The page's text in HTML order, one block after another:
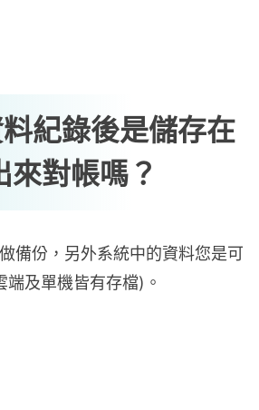
紀錄後是儲存在
來對帳嗎？
備份，另外系統中的資料您是可
及單機皆有存檔)。